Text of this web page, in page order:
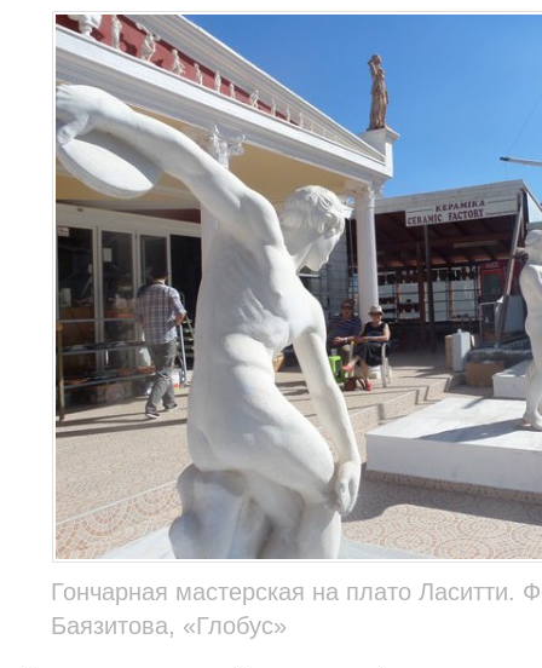
Гончарная мастерская на плато Ласитти.
Баязитова, «Глобус»